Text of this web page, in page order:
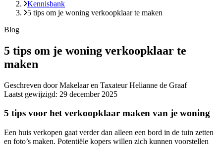
Kennisbank
5 tips om je woning verkoopklaar te maken
Blog
5 tips om je woning verkoopklaar te
maken
Geschreven door Makelaar en Taxateur Helianne de Graaf
Laatst gewijzigd: 29 december 2025
5 tips voor het verkoopklaar maken van je woning
Een huis verkopen gaat verder dan alleen een bord in de tuin zetten
en foto’s maken. Potentiële kopers willen zich kunnen voorstellen